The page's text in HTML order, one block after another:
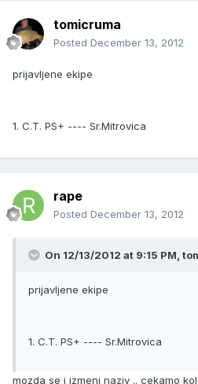
tomicruma
Posted December 13, 2012
prijavljene ekipe
1. C.T. PS+ ---- Sr.Mitrovica
rape
Posted December 13, 2012
On 12/13/2012 at 9:15 PM,
prijavljene ekipe
1. C.T. PS+ ---- Sr.Mitrovica
mozda se i izmeni naziv .. cekamo